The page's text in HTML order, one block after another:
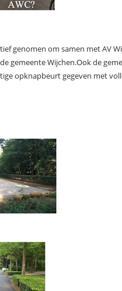
genomen om samen met AV
gemeente Wijchen.Ook de
opknapbeurt gegeven met